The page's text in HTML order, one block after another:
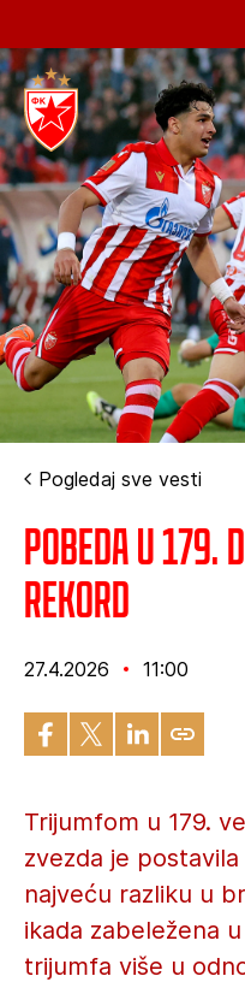
Pogledaj sve vesti
Pobeda u
rekord
27.4.2026 11:00
Trijumfom u 179.
zvezda je
najveću razliku u
ikada zabeležena
trijumfa više u